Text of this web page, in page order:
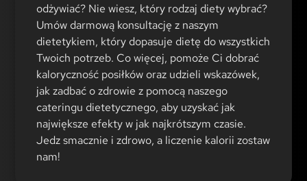
odżywiać? Nie wiesz, który rodzaj diety wybrać?
Umów darmową konsultację z naszym
dietetykiem, który dopasuje dietę do wszystkich
Twoich potrzeb. Co więcej, pomoże Ci dobrać
kaloryczność posiłków oraz udzieli wskazówek,
jak zadbać o zdrowie z pomocą naszego
cateringu dietetycznego, aby uzyskać jak
największe efekty w jak najkrótszym czasie.
Jedz smacznie i zdrowo, a liczenie kalorii zostaw
nam!